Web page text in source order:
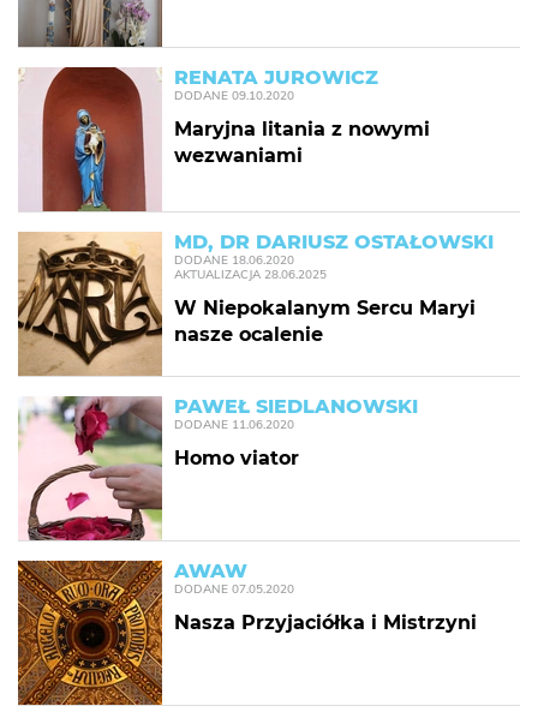
RENATA JUROWICZ
DODANE 09.10.2020
Maryjna litania z nowymi
wezwaniami
MD, DR DARIUSZ OSTAŁOWSKI
DODANE 18.06.2020
AKTUALIZACJA 28.06.2025
W Niepokalanym Sercu Maryi
nasze ocalenie
PAWEŁ SIEDLANOWSKI
DODANE 11.06.2020
Homo viator
AWAW
DODANE 07.05.2020
Nasza Przyjaciółka i Mistrzyni